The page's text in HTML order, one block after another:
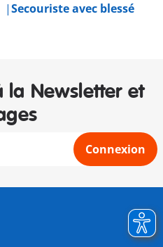
Secouriste avec blessé
la Newsletter et
Connexion